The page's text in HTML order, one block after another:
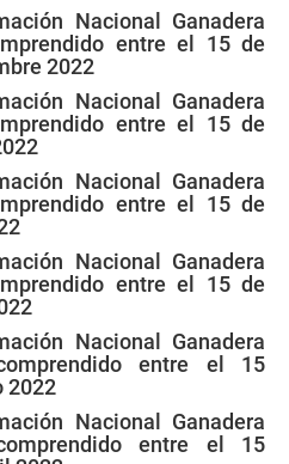
Nacional Ganadera
entre el 15 de
2022
Nacional Ganadera
entre el 15 de
Nacional Ganadera
entre el 15 de
Nacional Ganadera
entre el 15 de
Nacional Ganadera
entre el 15
2022
Nacional Ganadera
entre el 15